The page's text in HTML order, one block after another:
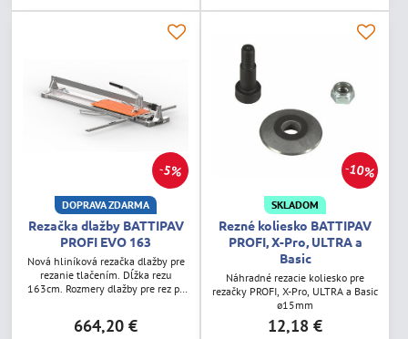
5%
DOPRAVA ZDARMA
Rezačka dlažby BATTIPAV
PROFI EVO 163
Nová hliníková rezačka dlažby pre
rezanie tlačením. Dĺžka rezu
163cm. Rozmery dlažby pre rez po
664,20 €
10%
SKLADOM
Rezné koliesko BATTIPAV
PROFI, X-Pro, ULTRA a
Basic
Náhradné rezacie koliesko pre
rezačky PROFI, X-Pro, ULTRA a Basic
ø15mm
12,18 €